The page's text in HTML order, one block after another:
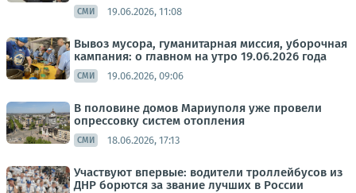
СМИ 19.06.2026, 11:08
Вывоз мусора, гуманитарная миссия, уборочная
кампания: о главном на утро 19.06.2026 года
СМИ 19.06.2026, 09:06
В половине домов Мариуполя уже провели
опрессовку систем отопления
СМИ 18.06.2026, 17:13
Участвуют впервые: водители троллейбусов из
ДНР борются за звание лучших в России